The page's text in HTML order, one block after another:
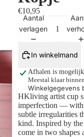
€10,95
Aantal
verlagen
In winkelmand
Afhalen is
Meestal klaar
Winkelgegevens
HKliving artist cup
imperfection — with
subtle irregularities
kind. Inspired by the
come in two shapes